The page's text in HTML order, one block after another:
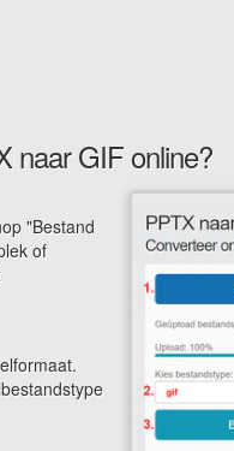
naar GIF online?
"Bestand
of